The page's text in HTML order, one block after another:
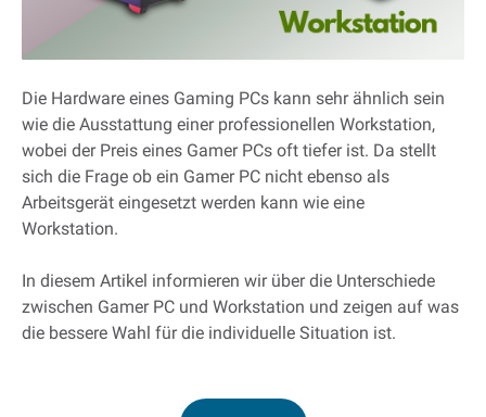
Die Hardware eines Gaming PCs kann sehr ähnlich sein
wie die Ausstattung einer professionellen Workstation,
wobei der Preis eines Gamer PCs oft tiefer ist. Da stellt
sich die Frage ob ein Gamer PC nicht ebenso als
Arbeitsgerät eingesetzt werden kann wie eine
Workstation.
In diesem Artikel informieren wir über die Unterschiede
zwischen Gamer PC und Workstation und zeigen auf was
die bessere Wahl für die individuelle Situation ist.